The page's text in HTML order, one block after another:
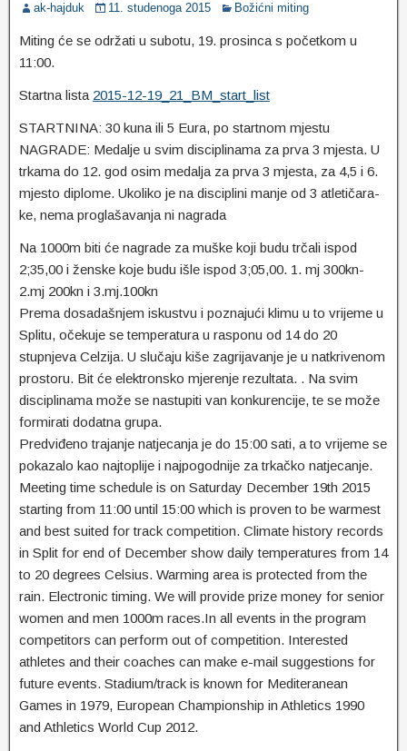
ak-hajduk 11. studenoga 2015 Božićni miting
Miting će se održati u subotu, 19. prosinca s početkom u
11:00.
Startna lista 2015-12-19_21_BM_start_list
STARTNINA: 30 kuna ili 5 Eura, po startnom mjestu
NAGRADE: Medalje u svim disciplinama za prva 3 mjesta. U
trkama do 12. god osim medalja za prva 3 mjesta, za 4,5 i 6.
mjesto diplome. Ukoliko je na disciplini manje od 3 atletičara-
ke, nema proglašavanja ni nagrada
Na 1000m biti će nagrade za muške koji budu trčali ispod
2;35,00 i ženske koje budu išle ispod 3;05,00. 1. mj 300kn-
2.mj 200kn i 3.mj.100kn
Prema dosadašnjem iskustvu i poznajući klimu u to vrijeme u
Splitu, očekuje se temperatura u rasponu od 14 do 20
stupnjeva Celzija. U slučaju kiše zagrijavanje je u natkrivenom
prostoru. Bit će elektronsko mjerenje rezultata. . Na svim
disciplinama može se nastupiti van konkurencije, te se može
formirati dodatna grupa.
Predviđeno trajanje natjecanja je do 15:00 sati, a to vrijeme se
pokazalo kao najtoplije i najpogodnije za trkačko natjecanje.
Meeting time schedule is on Saturday December 19th 2015
starting from 11:00 until 15:00 which is proven to be warmest
and best suited for track competition. Climate history records
in Split for end of December show daily temperatures from 14
to 20 degrees Celsius. Warming area is protected from the
rain. Electronic timing. We will provide prize money for senior
women and men 1000m races.In all events in the program
competitors can perform out of competition. Interested
athletes and their coaches can make e-mail suggestions for
future events. Stadium/track is known for Mediteranean
Games in 1979, European Championship in Athletics 1990
and Athletics World Cup 2012.